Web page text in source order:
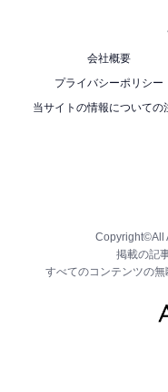
会社概要
プライバシーポリシー
当サイトの情報についての
Copyright©All
掲載の記
すべてのコンテンツの無